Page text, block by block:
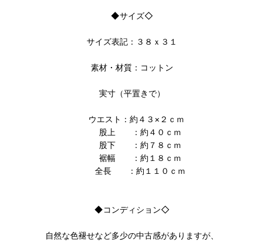
◆サイズ◇
サイズ表記：３８ｘ３１
素材・材質：コットン
実寸（平置きで）
ウエスト：約４３×２ｃｍ
股上 ：約４０ｃｍ
股下 ：約７８ｃｍ
裾幅 ：約１８ｃｍ
全長 ：約１１０ｃｍ
◆コンディション◇
自然な色褪せなど多少の中古感がありますが、